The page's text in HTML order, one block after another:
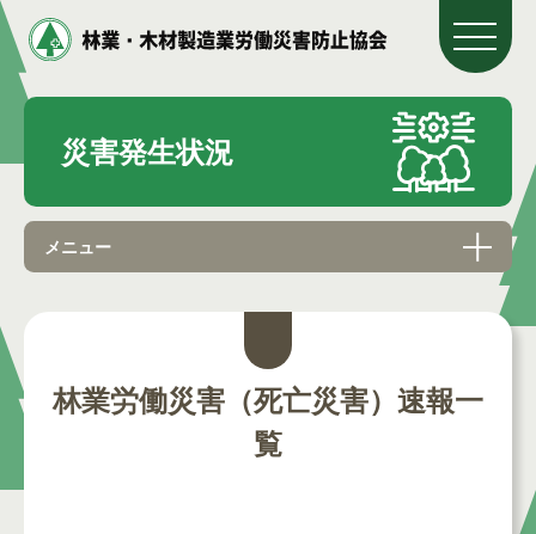
災害発生状況
メニュー
林業労働災害（死亡災害）速報一
覧